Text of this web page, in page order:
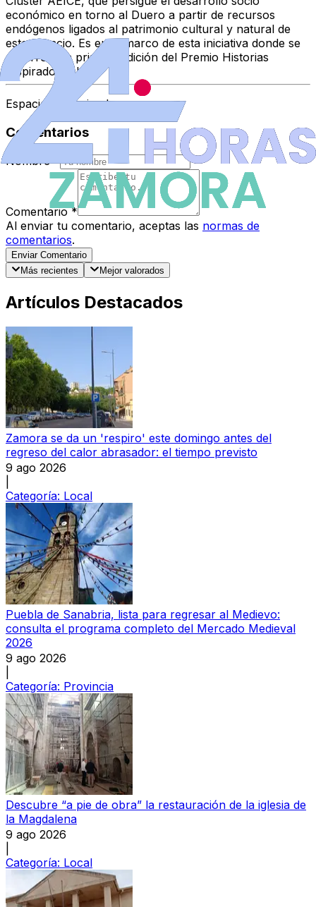
económico en torno al Duero a partir de recursos
endógenos ligados al patrimonio cultural y natural de
este espacio. Es en el marco de esta iniciativa donde se
desarrolla la primera edición del Premio Historias
Inspiradoras by
Espacio Patrocinado
Comentarios
Nombre *
Comentario *
Al enviar tu comentario, aceptas las normas de
comentarios.
Enviar Comentario
Más recientes
Mejor valorados
Artículos Destacados
Zamora se da un 'respiro' este domingo antes del
regreso del calor abrasador: el tiempo previsto
9 ago 2026
Categoría: Local
Puebla de Sanabria, lista para regresar al Medievo:
consulta el programa completo del Mercado Medieval
2026
9 ago 2026
Categoría: Provincia
Descubre “a pie de obra” la restauración de la iglesia de
la Magdalena
9 ago 2026
Categoría: Local